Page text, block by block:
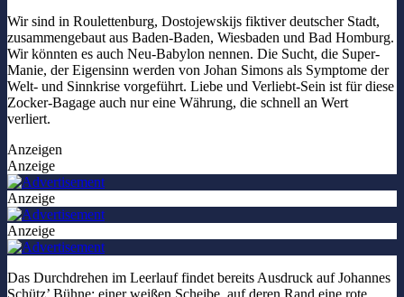
Wir sind in Roulettenburg, Dostojewskijs fiktiver deutscher Stadt,
zusammengebaut aus Baden-Baden, Wiesbaden und Bad Homburg.
Wir könnten es auch Neu-Babylon nennen. Die Sucht, die Super-
Manie, der Eigensinn werden von Johan Simons als Symptome der
Welt- und Sinnkrise vorgeführt. Liebe und Verliebt-Sein ist für diese
Zocker-Bagage auch nur eine Währung, die schnell an Wert
verliert.
Anzeigen
Anzeige
Anzeige
Anzeige
Das Durchdrehen im Leerlauf findet bereits Ausdruck auf Johannes